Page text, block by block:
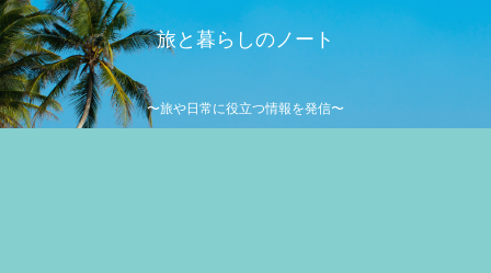
旅と暮らしのノート
〜旅や日常に役立つ情報を発信〜